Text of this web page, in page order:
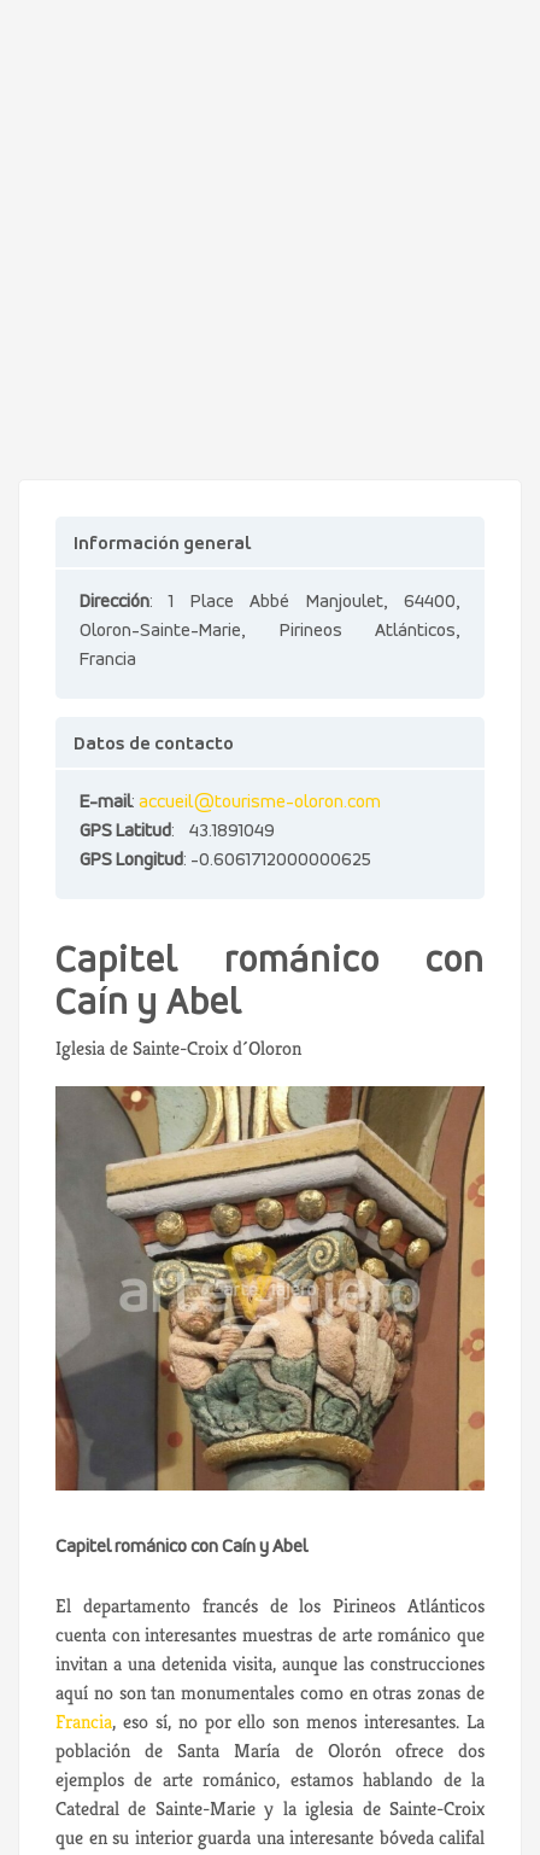
Información general
Dirección: 1 Place Abbé Manjoulet, 64400,
Oloron-Sainte-Marie, Pirineos Atlánticos,
Francia
Datos de contacto
E-mail: accueil@tourisme-oloron.com
GPS Latitud: 43.1891049
GPS Longitud: -0.6061712000000625
Capitel románico con
Caín y Abel
Iglesia de Sainte-Croix d´Oloron
Capitel románico con Caín y Abel
El departamento francés de los Pirineos Atlánticos
cuenta con interesantes muestras de arte románico que
invitan a una detenida visita, aunque las construcciones
aquí no son tan monumentales como en otras zonas de
Francia, eso sí, no por ello son menos interesantes. La
población de Santa María de Olorón ofrece dos
ejemplos de arte románico, estamos hablando de la
Catedral de Sainte-Marie y la iglesia de Sainte-Croix
que en su interior guarda una interesante bóveda califal